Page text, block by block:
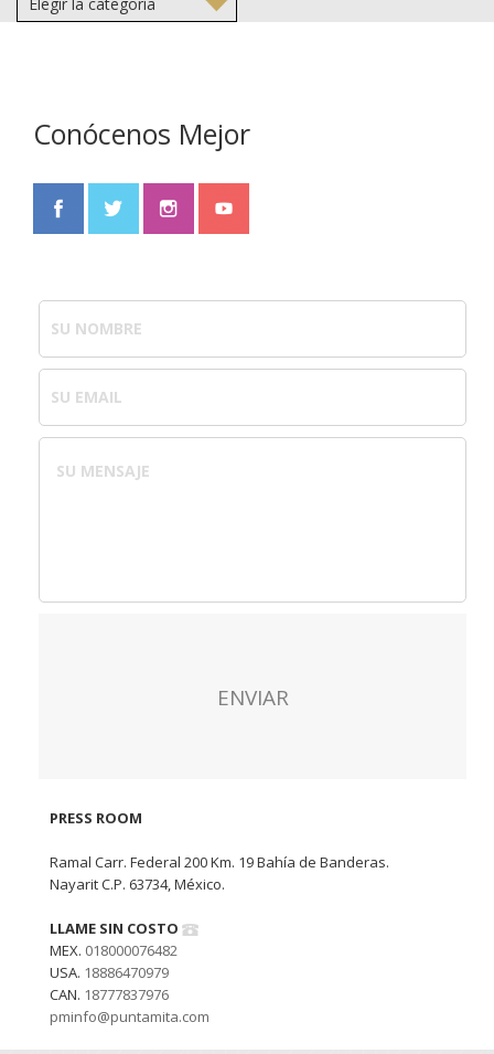
Conócenos Mejor
PRESS ROOM
Ramal Carr. Federal 200 Km. 19 Bahía de Banderas.
Nayarit C.P. 63734, México.
LLAME SIN COSTO
MEX. 018000076482
USA. 18886470979
CAN. 18777837976
pminfo@puntamita.com